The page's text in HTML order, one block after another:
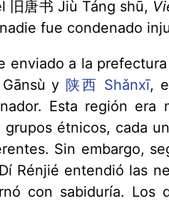
旧唐书 Jiù Táng shū,
fue condenado
enviado a la
y 陕西 Shǎnxī,
Esta región era
étnicos, cada
Sin embargo,
Rénjié entendió las
con sabiduría. Los